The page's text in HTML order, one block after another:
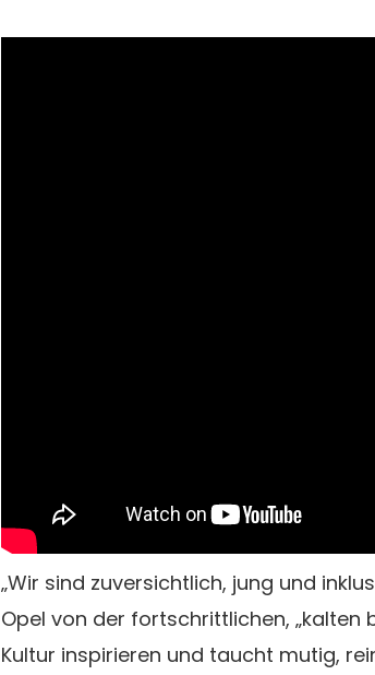
„Wir sind zuversichtlich, jung und
Opel von der fortschrittlichen, „kalten
Kultur inspirieren und taucht mutig,